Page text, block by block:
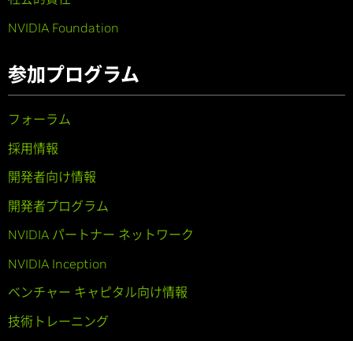
NVIDIA Foundation
参加プログラム
フォーラム
採用情報
開発者向け情報
開発者プログラム
NVIDIA パートナー ネットワーク
NVIDIA Inception
ベンチャー キャピタル向け情報
技術トレーニング